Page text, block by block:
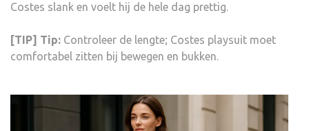
Costes slank en voelt hij de hele dag prettig.
[TIP] Tip: Controleer de lengte; Costes playsuit moet
comfortabel zitten bij bewegen en bukken.